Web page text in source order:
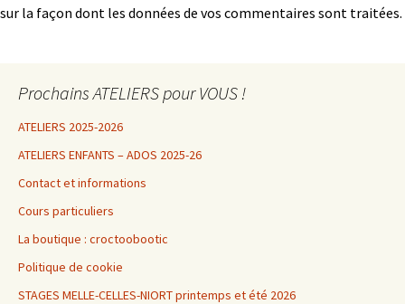
sur la façon dont les données de vos commentaires sont traitées.
Prochains ATELIERS pour VOUS !
ATELIERS 2025-2026
ATELIERS ENFANTS – ADOS 2025-26
Contact et informations
Cours particuliers
La boutique : croctoobootic
Politique de cookie
STAGES MELLE-CELLES-NIORT printemps et été 2026